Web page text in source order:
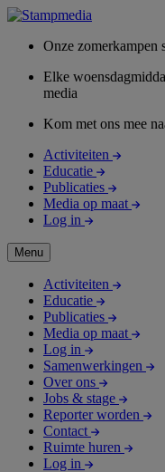
Onze zomerkampen
Elke
media
Kom met ons mee
Activiteiten
Educatie
Publicaties
Media op maat
Log in
Menu
Activiteiten
Educatie
Publicaties
Media op maat
Log in
Samenwerkingen
Over ons
Jobs & stage
Reporter worden
Contact
Ruimte huren
Log in